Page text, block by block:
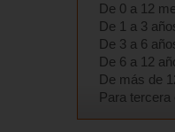
De 0 a 12
De 1 a 3
De 3 a 6
De 6 a 12
De más de
Para tercera